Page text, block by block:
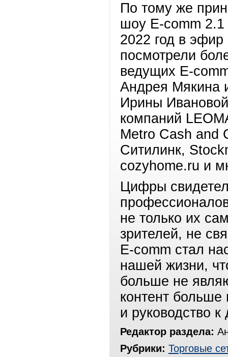
По тому же
шоу E-comm
2022 год в
посмотрели
ведущих E-
Андрея Мякина
Ирины
компаний
Metro Cash and
Ситилинк,
cozyhome.ru и
Цифры
не только их
зрителей, не
E-comm стал
нашей жизни,
больше не
контент
и руководство
Редактор раздела:
Рубрики: Торговые